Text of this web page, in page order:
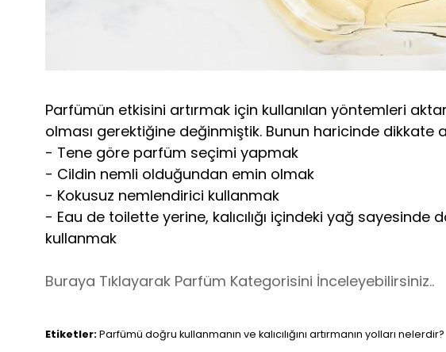
Parfümün etkisini artırmak için kullanılan yöntemleri
olması gerektiğine değinmiştik. Bunun haricinde dikkate
- Tene göre parfüm seçimi yapmak
- Cildin nemli olduğundan emin olmak
- Kokusuz nemlendirici kullanmak
- Eau de toilette yerine, kalıcılığı içindeki yağ
kullanmak
Buraya Tıklayarak Parfüm Kategorisini İnceleyebilirsiniz..
Etiketler:Parfümü doğru kullanmanın ve kalıcılığını artırmanın yolları nelerdir?